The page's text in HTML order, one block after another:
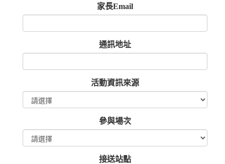
家長Email
通訊地址
活動資訊來源
參與場次
接送站點